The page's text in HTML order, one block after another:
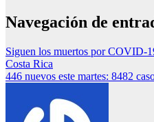
Navegación de
Siguen los muertos por COVID-
Costa Rica
446 nuevos este martes: 8482